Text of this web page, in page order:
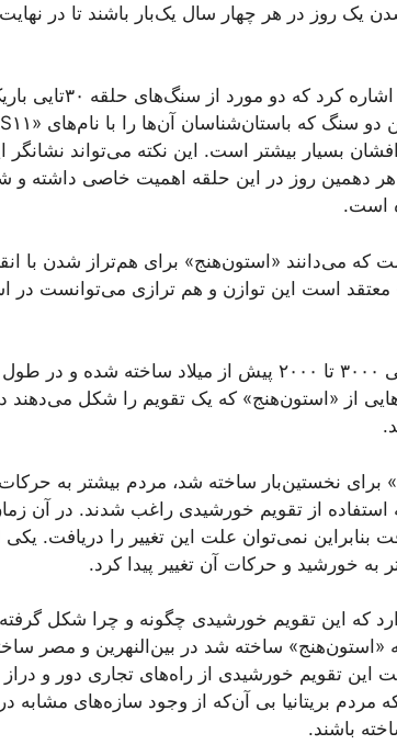
«دارویل» به این
بسیار بیشتر است. این نکته می‌تواند نشانگر
دهمین روز در این حلقه اهمیت خاصی داشته و
است.
می‌دانند «استون‌هنج» برای هم‌تراز شدن با
است این توازن و هم ترازی می‌توانست در
«استون‌هنج» در حوالی ۳۰۰۰ تا ۲۰۰۰ پیش از میلاد
برای نخستین‌بار ساخته شد، مردم بیشتر به
از تقویم خورشیدی راغب شدند. در آن زمان
بنابراین نمی‌توان علت این تغییر را دریافت.
به خورشید و حرکات آن تغییر پیدا کرد.
که این تقویم خورشیدی چگونه و چرا شکل
«استون‌هنج» ساخته شد در بین‌النهرین و مصر
تقویم خورشیدی از راه‌های تجاری دور و دراز به
مردم بریتانیا بی آن‌که از وجود سازه‌های مشابه
باشند.